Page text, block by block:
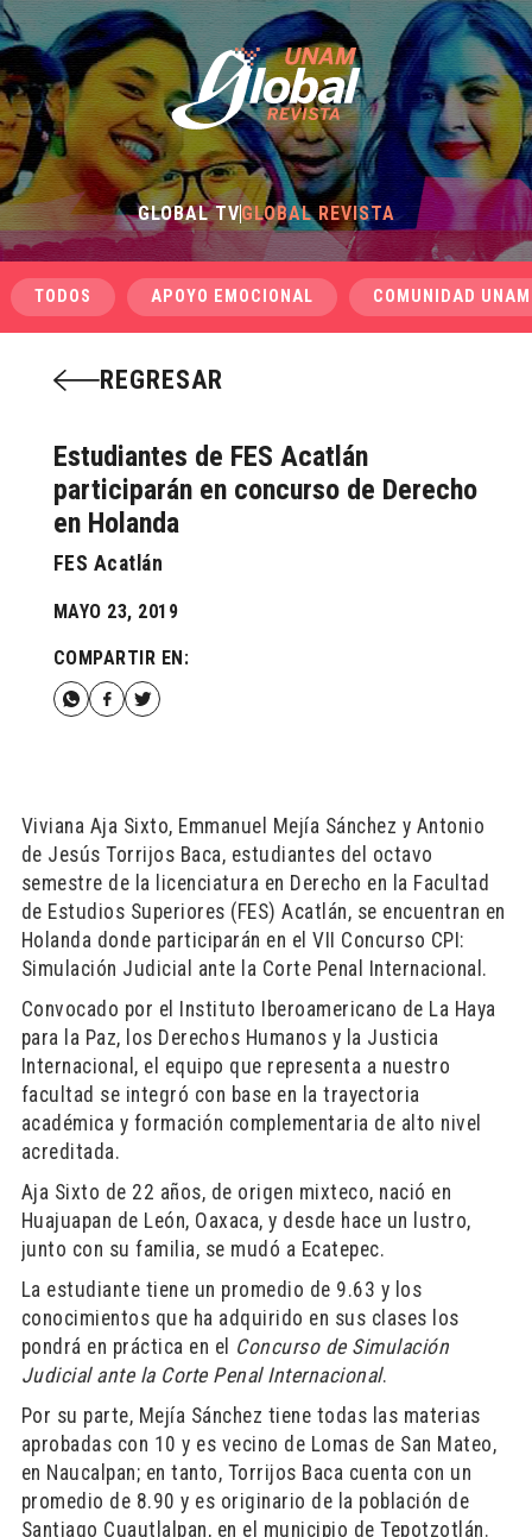
GLOBAL TVGLOBAL REVISTA
TODOS APOYO EMOCIONAL COMUNIDAD UNAM
REGRESAR
Estudiantes de FES Acatlán
participarán en concurso de Derecho
en Holanda
FES Acatlán
MAYO 23, 2019
COMPARTIR EN:
Viviana Aja Sixto, Emmanuel Mejía Sánchez y Antonio
de Jesús Torrijos Baca, estudiantes del octavo
semestre de la licenciatura en Derecho en la Facultad
de Estudios Superiores (FES) Acatlán, se encuentran en
Holanda donde participarán en el VII Concurso CPI:
Simulación Judicial ante la Corte Penal Internacional.
Convocado por el Instituto Iberoamericano de La Haya
para la Paz, los Derechos Humanos y la Justicia
Internacional, el equipo que representa a nuestro
facultad se integró con base en la trayectoria
académica y formación complementaria de alto nivel
acreditada.
Aja Sixto de 22 años, de origen mixteco, nació en
Huajuapan de León, Oaxaca, y desde hace un lustro,
junto con su familia, se mudó a Ecatepec.
La estudiante tiene un promedio de 9.63 y los
conocimientos que ha adquirido en sus clases los
pondrá en práctica en el Concurso de Simulación
Judicial ante la Corte Penal Internacional.
Por su parte, Mejía Sánchez tiene todas las materias
aprobadas con 10 y es vecino de Lomas de San Mateo,
en Naucalpan; en tanto, Torrijos Baca cuenta con un
promedio de 8.90 y es originario de la población de
Santiago Cuautlalpan, en el municipio de Tepotzotlán.